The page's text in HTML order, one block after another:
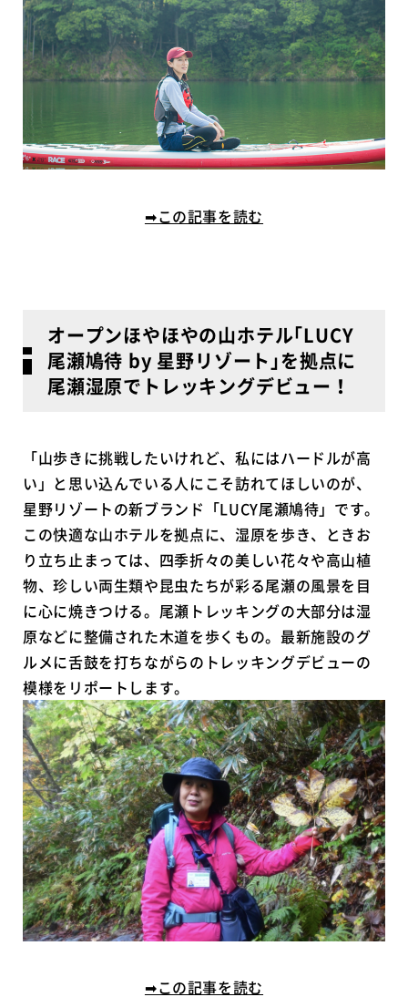
➡この記事を読む
オープンほやほやの山ホテル｢LUCY
尾瀬鳩待 by 星野リゾート｣を拠点に
尾瀬湿原でトレッキングデビュー！
「山歩きに挑戦したいけれど、私にはハードルが高
い」と思い込んでいる人にこそ訪れてほしいのが、
星野リゾートの新ブランド「LUCY尾瀬鳩待」です。
この快適な山ホテルを拠点に、湿原を歩き、ときお
り立ち止まっては、四季折々の美しい花々や高山植
物、珍しい両生類や昆虫たちが彩る尾瀬の風景を目
に心に焼きつける。尾瀬トレッキングの大部分は湿
原などに整備された木道を歩くもの。最新施設のグ
ルメに舌鼓を打ちながらのトレッキングデビューの
模様をリポートします。
➡この記事を読む